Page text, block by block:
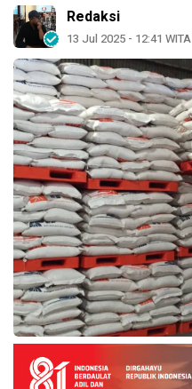
Redaksi
13 Jul 2025 - 12:41 WITA